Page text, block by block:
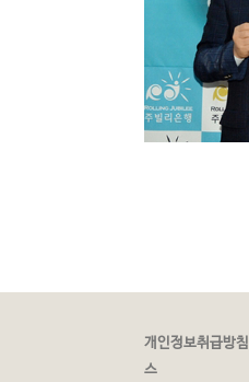
개인정보취급방침
스